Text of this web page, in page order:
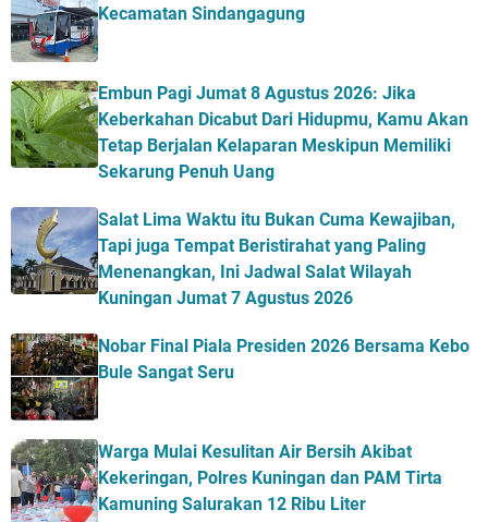
Kecamatan Sindangagung
Embun Pagi Jumat 8 Agustus 2026: Jika
Keberkahan Dicabut Dari Hidupmu, Kamu Akan
Tetap Berjalan Kelaparan Meskipun Memiliki
Sekarung Penuh Uang
Salat Lima Waktu itu Bukan Cuma Kewajiban,
Tapi juga Tempat Beristirahat yang Paling
Menenangkan, Ini Jadwal Salat Wilayah
Kuningan Jumat 7 Agustus 2026
Nobar Final Piala Presiden 2026 Bersama Kebo
Bule Sangat Seru
Warga Mulai Kesulitan Air Bersih Akibat
Kekeringan, Polres Kuningan dan PAM Tirta
Kamuning Salurakan 12 Ribu Liter